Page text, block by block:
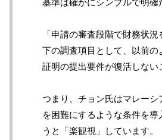
基準は確かにシンプルで明確
「申請の審査段階で財務状
下の調査項目として、以前の
証明の提出要件が復活しない
つまり、チョン氏はマレー
を困難にするような条件を導
うと「楽観視」しています。